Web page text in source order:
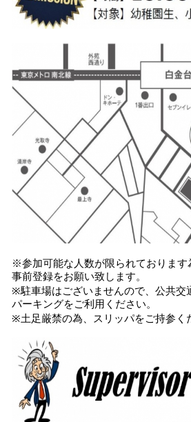
※参加可能な人数が限られております
事前登録をお願い致します。
※駐車場はございませんので、公共交
パーキングをご利用ください。
※土足厳禁の為、スリッパをご持参く